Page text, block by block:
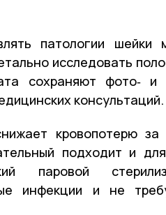
патологии
исследовать
сохраняют фото‑ и
консультаций.
кровопотерю
подходит и
паровой
инфекции и не